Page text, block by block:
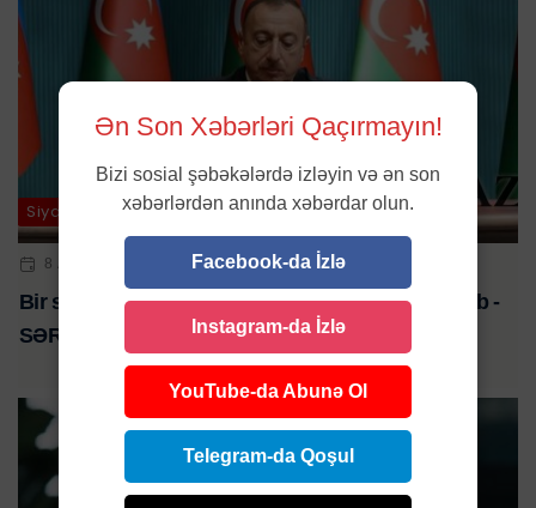
Siyasət
8 APR 2024 | 14:02
Bir sıra məhkəmələrə sədr və hakimlər təyin edilib -
SƏRƏNCAM
Ən Son Xəbərləri Qaçırmayın!
Bizi sosial şəbəkələrdə izləyin və ən son
xəbərlərdən anında xəbərdar olun.
Facebook-da İzlə
Instagram-da İzlə
YouTube-da Abunə Ol
Telegram-da Qoşul